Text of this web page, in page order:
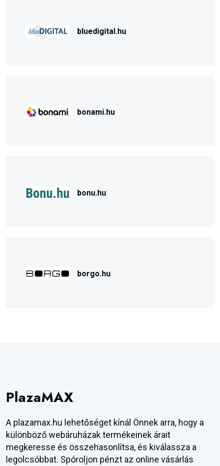
bluedigital.hu
bonami.hu
bonu.hu
borgo.hu
PlazaMAX
A plazamax.hu lehetőséget kínál Önnek arra, hogy a
különböző webáruházak termékeinek árait
megkeresse és összehasonlítsa, és kiválassza a
legolcsóbbat. Spóroljon pénzt az online vásárlás